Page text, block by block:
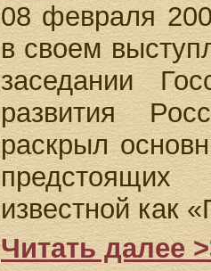
08 февраля
в своем
заседании
развития
раскрыл
известной как
Читать далее